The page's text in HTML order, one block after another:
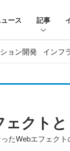
ース 記事
ョン開発 インフ
ェクト
たWebエフェクト